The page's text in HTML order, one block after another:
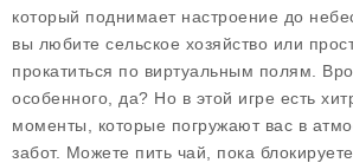
который поднимает настроение до
вы любите сельское хозяйство или
прокатиться по виртуальным полям.
особенного, да? Но в этой игре есть
моменты, которые погружают вас в
забот. Можете пить чай, пока